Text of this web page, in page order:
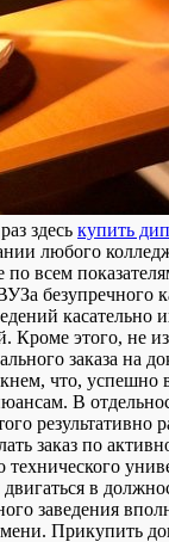
здесь купить
любого
всем
безупречного
касательно
Кроме этого,
заказа на
что,
В
результативно
заказ по
в
заведения
Прикупить